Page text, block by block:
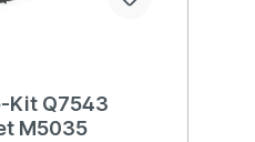
Kit Q7543
M5035